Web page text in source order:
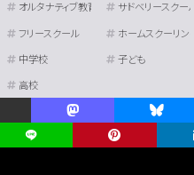
オルタナティブ教育 サドベリースクール
フリースクール ホームスクーリング
中学校 子ども
高校